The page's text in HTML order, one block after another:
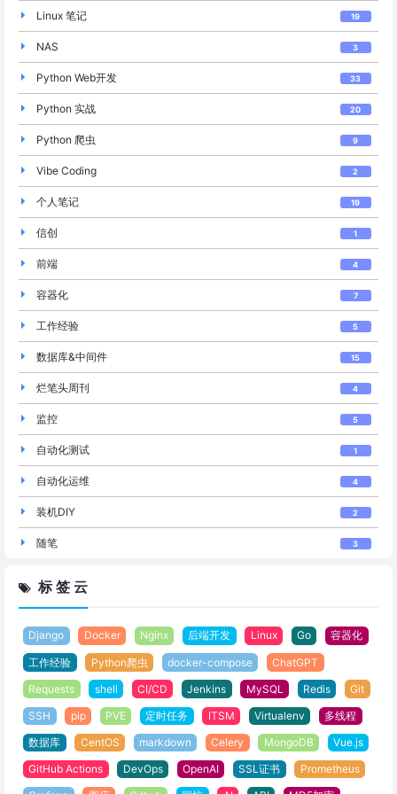
Linux 笔记 19
NAS 3
Python Web开发 33
Python 实战 20
Python 爬虫 9
Vibe Coding 2
个人笔记 19
信创 1
前端 4
容器化 7
工作经验 5
数据库&中间件 15
烂笔头周刊 4
监控 5
自动化测试 1
自动化运维 4
装机DIY 2
随笔 3
标 签 云
Django Docker Nginx 后端开发 Linux Go 容器化
工作经验 Python爬虫 docker-compose ChatGPT
Requests shell CI/CD Jenkins MySQL Redis Git
SSH pip PVE 定时任务 ITSM Virtualenv 多线程
数据库 CentOS markdown Celery MongoDB Vue.js
GitHub Actions DevOps OpenAI SSL证书 Prometheus